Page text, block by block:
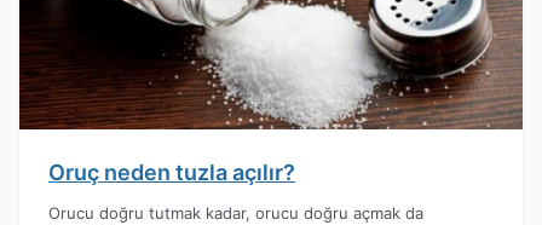
Oruç neden tuzla açılır?
Orucu doğru tutmak kadar, orucu doğru açmak da